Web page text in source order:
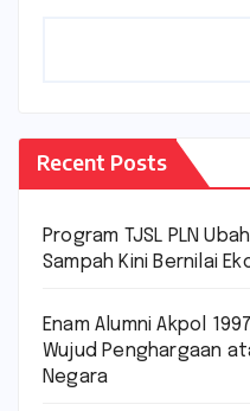
Recent Posts
Program TJSL PLN
Sampah Kini Bernilai
Enam Alumni Akpol
Wujud Penghargaan
Negara